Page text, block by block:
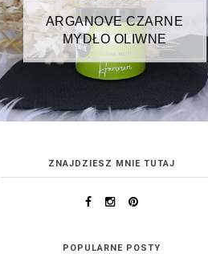
ARGANOVE CZARNE
MYDŁO OLIWNE
ZNAJDZIESZ MNIE TUTAJ
POPULARNE POSTY